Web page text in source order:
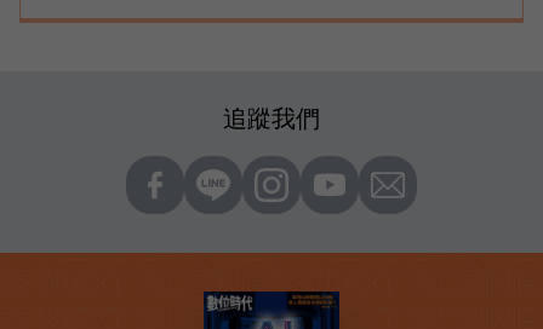
追蹤我們